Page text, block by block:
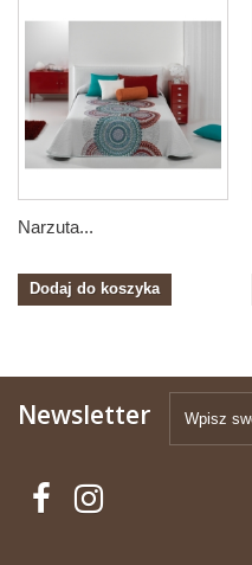
Narzuta...
Dodaj do koszyka
Newsletter